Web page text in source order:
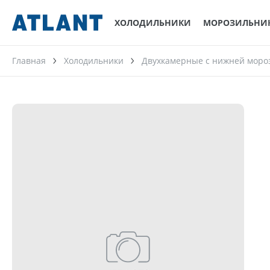
ХОЛОДИЛЬНИКИ
Главная Холодильники Двухкамерные с нижней